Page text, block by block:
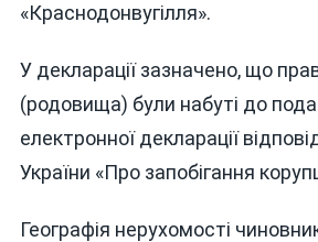
«Краснодонвугілля».
У декларації зазначено, що
(родовища) були набуті до
електронної декларації
України «Про запобігання
Географія нерухомості